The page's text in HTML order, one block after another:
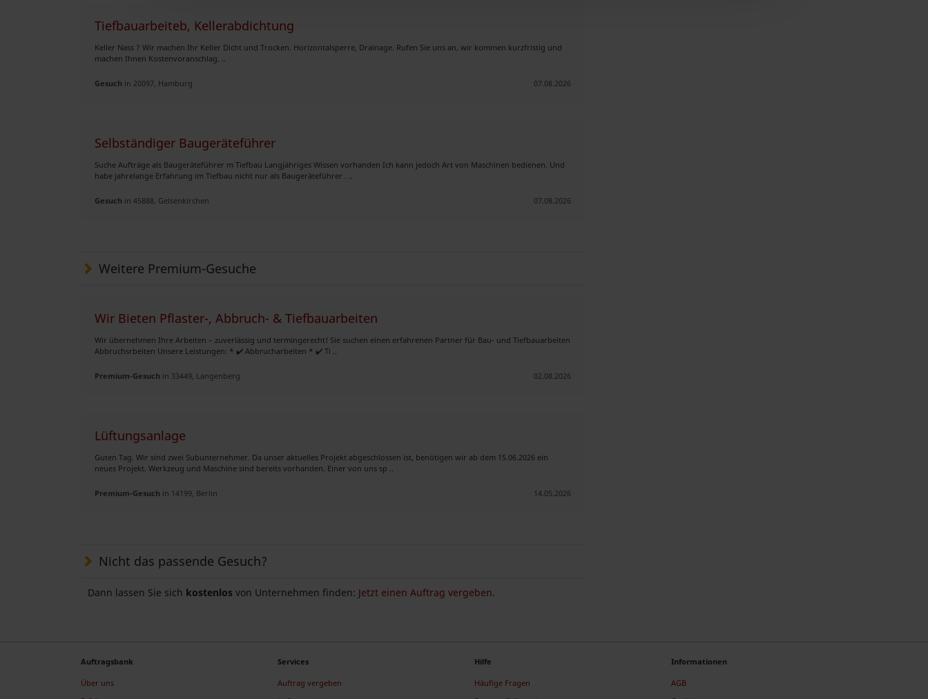
Tiefbauarbeiteb, Kellerabdichtung
Keller Nass ? Wir machen Ihr Keller Dicht und Trocken. Horizontalsperre, Drainage. Rufen Sie uns an, wir kommen kurzfristig und
machen Ihnen Kostenvoranschlag. ..
Gesuch in 20097, Hamburg 07.08.2026
Selbständiger Baugeräteführer
Suche Aufträge als Baugeräteführer m Tiefbau Langjähriges Wissen vorhanden Ich kann jedoch Art von Maschinen bedienen. Und
habe jahrelange Erfahrung im Tiefbau nicht nur als Baugeräteführer . ..
Gesuch in 45888, Gelsenkirchen 07.08.2026
Weitere Premium-Gesuche
Wir Bieten Pflaster-, Abbruch- & Tiefbauarbeiten
Wir übernehmen Ihre Arbeiten – zuverlässig und termingerecht! Sie suchen einen erfahrenen Partner für Bau- und Tiefbauarbeiten
Abbruchsrbeiten Unsere Leistungen: * ✔️ Abbrucharbeiten * ✔️ Ti ..
Premium-Gesuch in 33449, Langenberg 02.08.2026
Lüftungsanlage
Guten Tag. Wir sind zwei Subunternehmer. Da unser aktuelles Projekt abgeschlossen ist, benötigen wir ab dem 15.06.2026 ein
neues Projekt. Werkzeug und Maschine sind bereits vorhanden. Einer von uns sp ..
Premium-Gesuch in 14199, Berlin 14.05.2026
Nicht das passende Gesuch?
Dann lassen Sie sich kostenlos von Unternehmen finden: Jetzt einen Auftrag vergeben.
Auftragsbank
Über uns
Services
Auftrag vergeben
Hilfe
Häufige Fragen
Informationen
AGB